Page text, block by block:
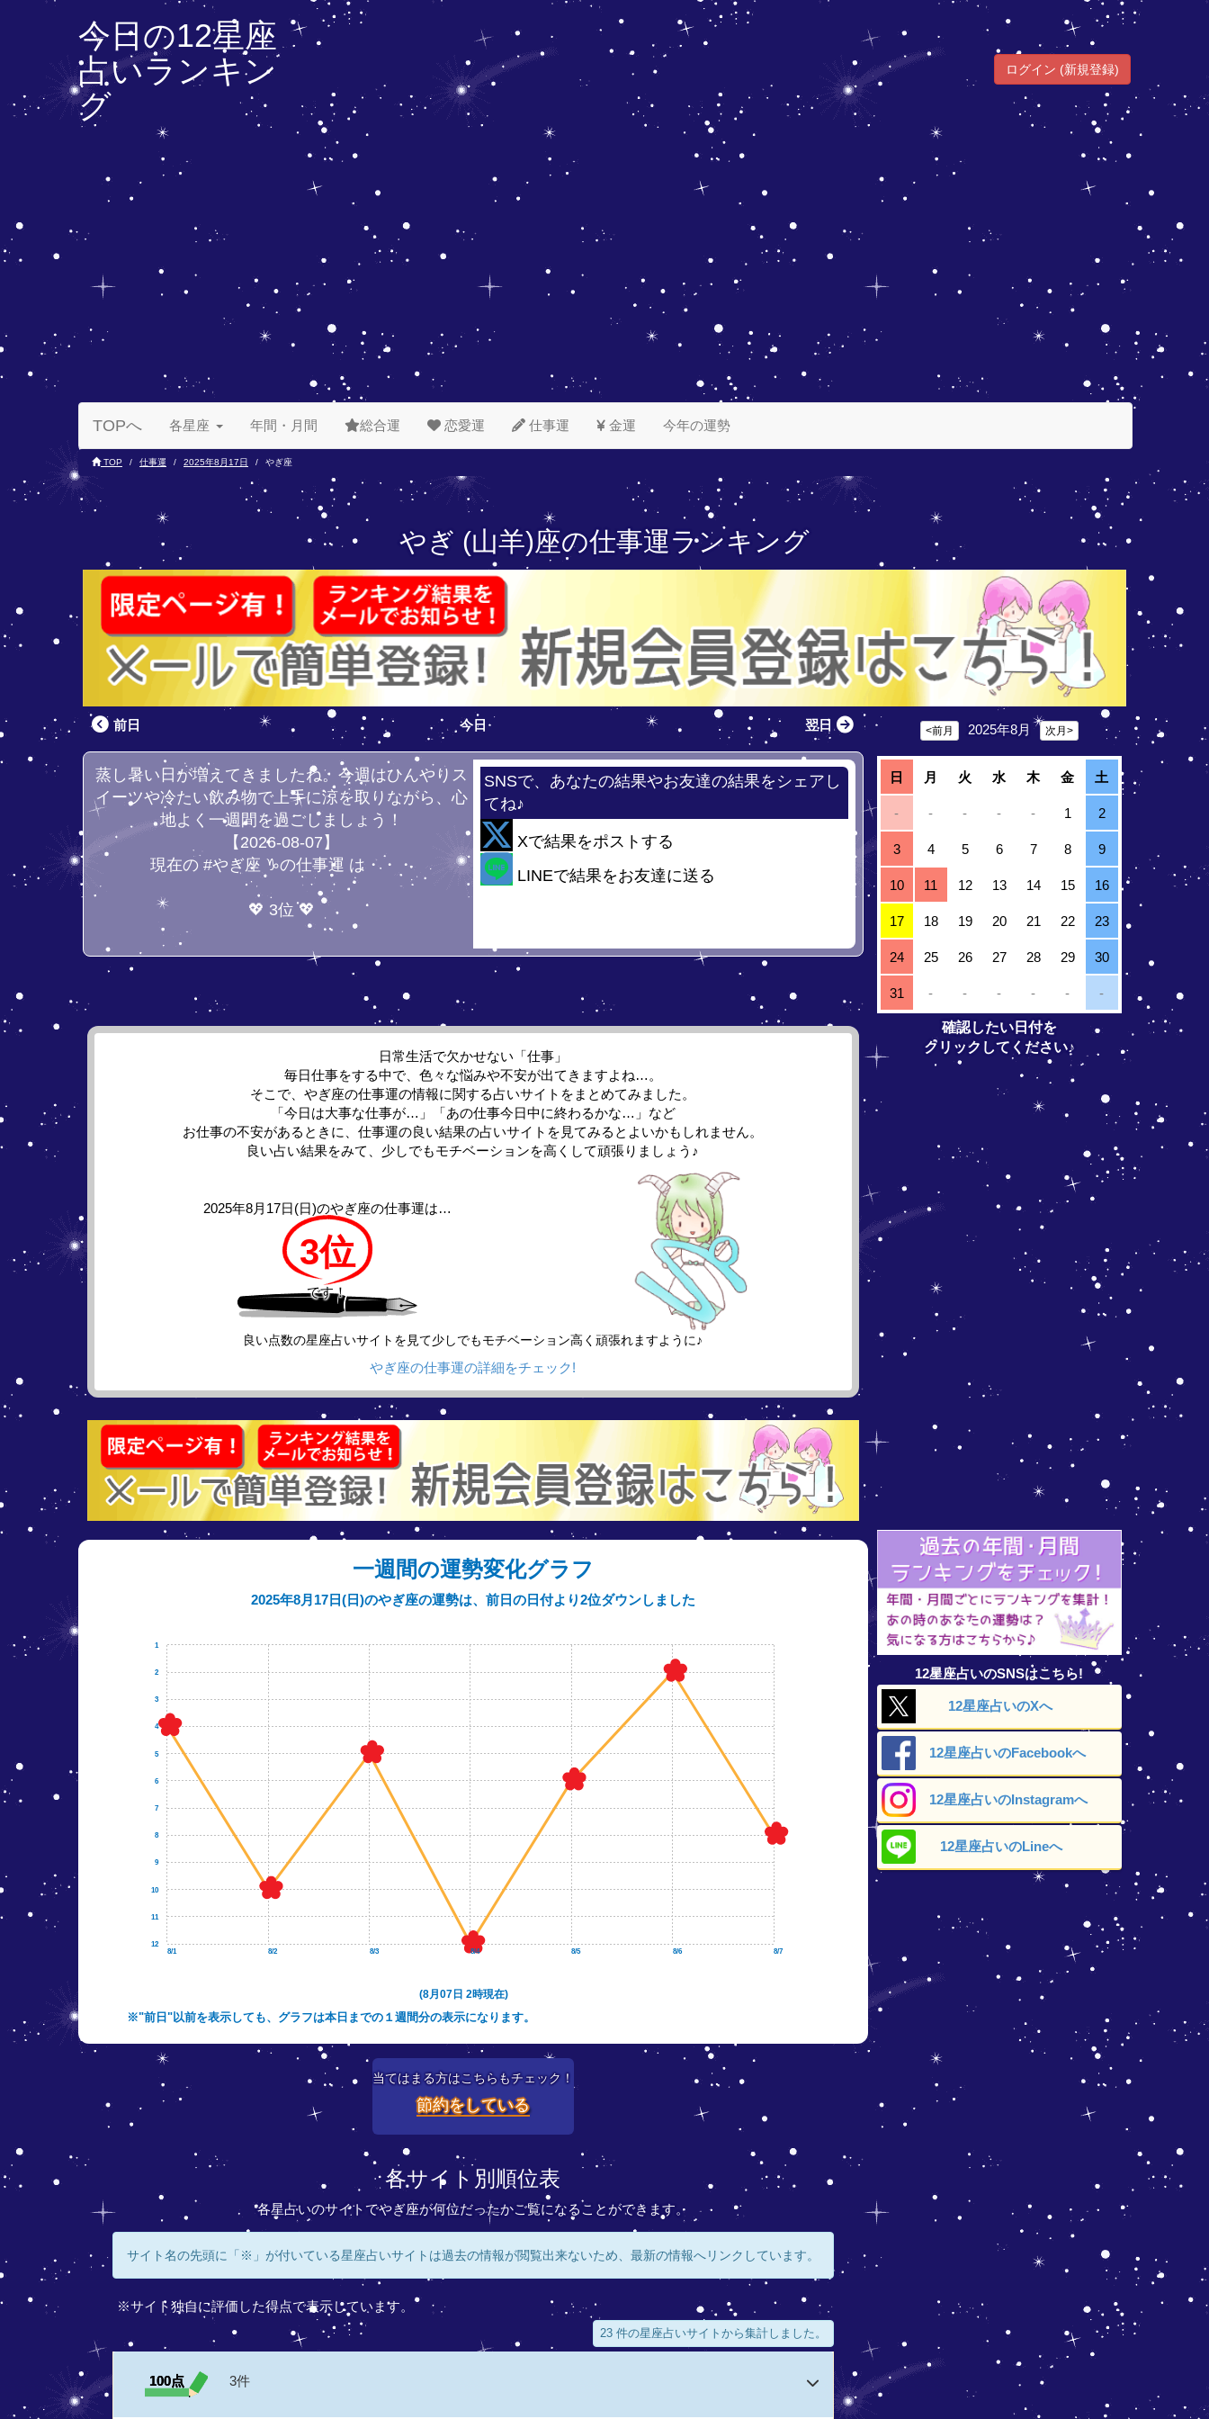
今日の12星座
占いランキン
グ
ログイン (新規登録)
TOPへ 各星座 年間・月間 総合運 恋愛運 仕事運 金運 今年の運勢
TOP 仕事運 2025年8月17日 やぎ座
やぎ (山羊)座の仕事運ランキング
前日 今日 翌日
蒸し暑い日が増えてきましたね。今週はひんやりス
イーツや冷たい飲み物で上手に涼を取りながら、心
地よく一週間を過ごしましょう！
【2026-08-07】
現在の #やぎ座 ♑の仕事運 は・・・
💖 3位 💖
SNSで、あなたの結果やお友達の結果をシェアし
てね♪
Xで結果をポストする
LINEで結果をお友達に送る
日常生活で欠かせない「仕事」
毎日仕事をする中で、色々な悩みや不安が出てきますよね…。
そこで、やぎ座の仕事運の情報に関する占いサイトをまとめてみました。
「今日は大事な仕事が…」「あの仕事今日中に終わるかな…」など
お仕事の不安があるときに、仕事運の良い結果の占いサイトを見てみるとよいかもしれません。
良い占い結果をみて、少しでもモチベーションを高くして頑張りましょう♪
2025年8月17日(日)のやぎ座の仕事運は…
3位
です！
良い点数の星座占いサイトを見て少しでもモチベーション高く頑張れますように♪
やぎ座の仕事運の詳細をチェック!
<前月 2025年8月 次月>
日 月 火 水 木 金 土
- - - - - 1 2
3 4 5 6 7 8 9
10 11 12 13 14 15 16
17 18 19 20 21 22 23
24 25 26 27 28 29 30
31 - - - - - -
確認したい日付を
クリックしてください♪
一週間の運勢変化グラフ
2025年8月17日(日)のやぎ座の運勢は、 前日の日付より2位ダウンしました
8/1 8/2 8/3 8/4 8/5 8/6 8/7
12
11
10
9
8
7
6
5
4
3
2
1
(8月07日 2時現在)
※"前日"以前を表示しても、グラフは本日までの１週間分の表示になります。
当てはまる方はこちらもチェック！
節約をしている
各サイト別順位表
各星占いのサイトでやぎ座が何位だったかご覧になることができます。
サイト名の先頭に「※」が付いている星座占いサイトは過去の情報が閲覧出来ないため、最新の情報へリンクしています。
※サイト独自に評価した得点で表示しています。
23 件の星座占いサイトから集計しました。
100点 3件
12星座占いのSNSはこちら!
12星座占いのXへ
12星座占いのFacebookへ
12星座占いのInstagramへ
12星座占いのLineへ